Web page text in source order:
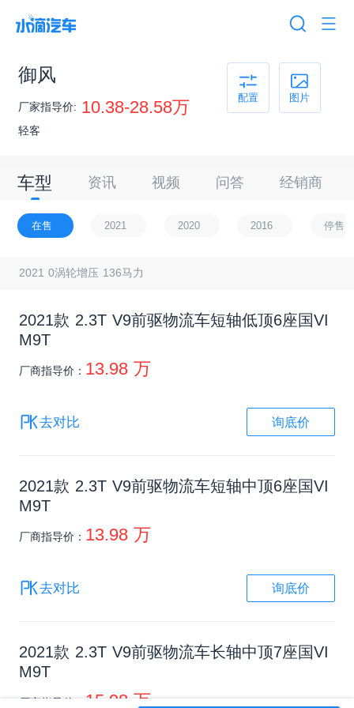
御风
厂家指导价: 10.38-28.58万
轻客
配置 图片
车型 资讯 视频 问答 经销商
在售 2021 2020 2016 停售
2021 0涡轮增压 136马力
2021款 2.3T V9前驱物流车短轴低顶6座国VI
M9T
厂商指导价： 13.98 万
去对比 询底价
2021款 2.3T V9前驱物流车短轴中顶6座国VI
M9T
厂商指导价： 13.98 万
去对比 询底价
2021款 2.3T V9前驱物流车长轴中顶7座国VI
M9T
厂商指导价： 15.98 万